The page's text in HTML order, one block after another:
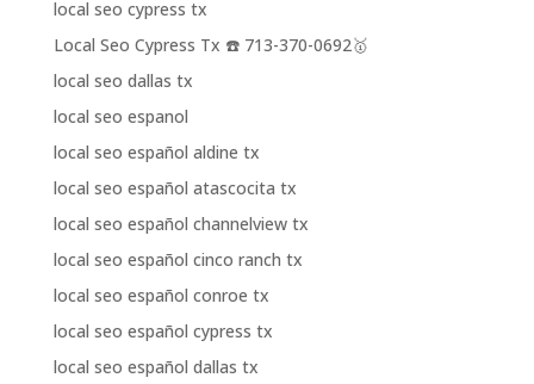
local seo cypress tx
Local Seo Cypress Tx ☎️ 713-370-0692🥇
local seo dallas tx
local seo espanol
local seo español aldine tx
local seo español atascocita tx
local seo español channelview tx
local seo español cinco ranch tx
local seo español conroe tx
local seo español cypress tx
local seo español dallas tx